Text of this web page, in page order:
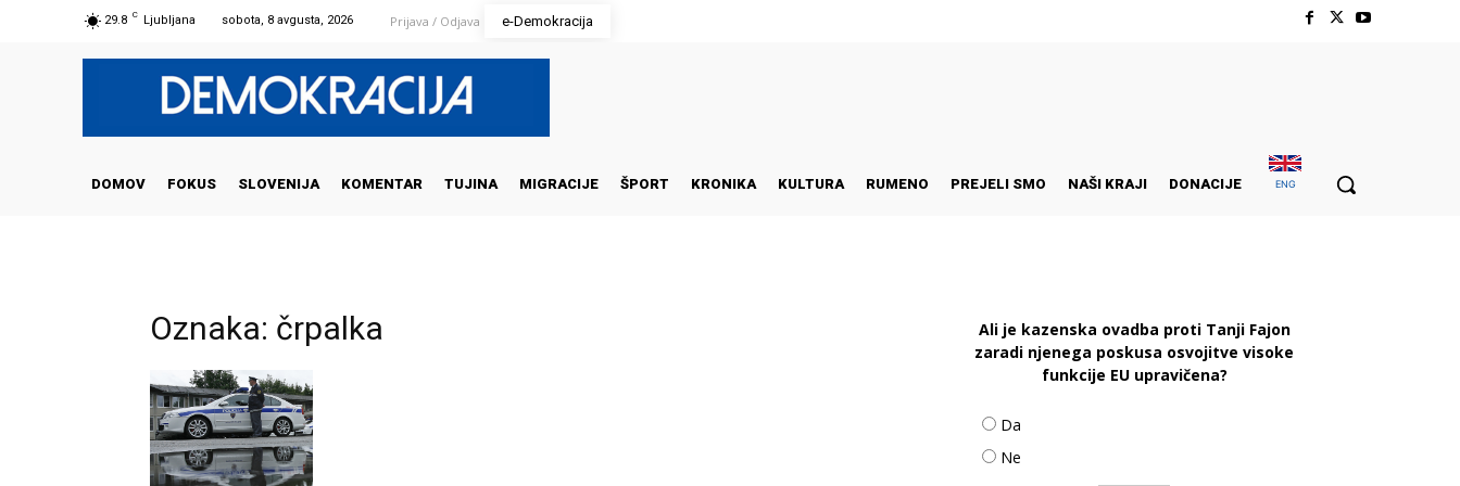
29.8 C Ljubljana sobota, 8 avgusta, 2026 Prijava / Odjava e-Demokracija
DOMOV FOKUS SLOVENIJA KOMENTAR TUJINA MIGRACIJE ŠPORT KRONIKA KULTURA RUMENO PREJELI SMO NAŠI KRAJI DONACIJE ENG
Oznaka: črpalka
Ali je kazenska ovadba proti Tanji Fajon
zaradi njenega poskusa osvojitve visoke
funkcije EU upravičena?
Da
Ne